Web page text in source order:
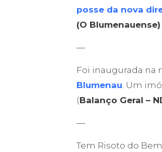
posse da nova
(O Blumenauense)
—
Foi inaugurada na
Blumenau. Um
(Balanço Geral –
—
Tem Risoto do